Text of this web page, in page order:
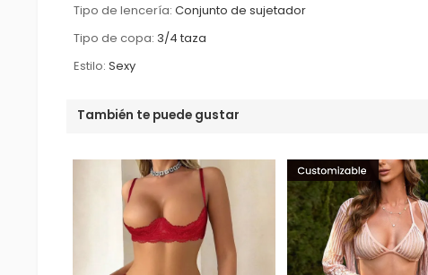
Tipo de lencería: Conjunto de sujetador
Tipo de copa: 3/4 taza
Estilo: Sexy
También te puede gustar